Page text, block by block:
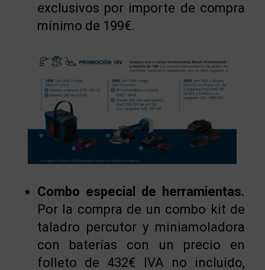
exclusivos por importe de compra
mínimo de 199€.
Combo especial de herramientas.
Por la compra de un combo kit de
taladro percutor y miniamoladora
con baterías con un precio en
folleto de 432€ IVA no incluido,